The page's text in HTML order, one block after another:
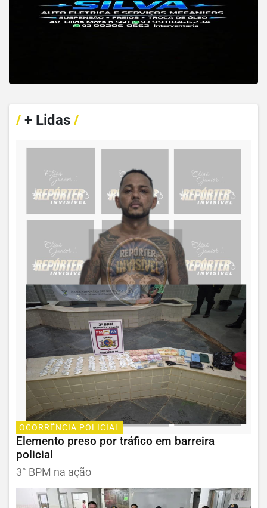
/+ Lidas /
OCORRÊNCIA POLICIAL
Elemento preso por tráfico em barreira
policial
3° BPM na ação